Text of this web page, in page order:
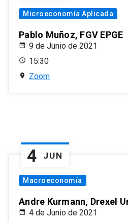
Microeconomía Aplicada
Pablo Muñoz, FGV EPGE
9 de Junio de 2021
15:30
Zoom
4 JUN
Macroeconomía
Andre Kurmann, Drexel
4 de Junio de 2021